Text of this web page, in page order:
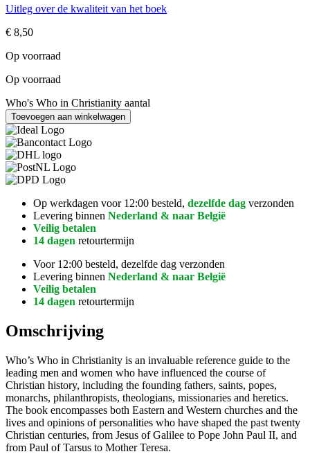
Uitleg over de kwaliteit van het boek
€ 8,50
Op voorraad
Op voorraad
Who's Who in Christianity aantal
Toevoegen aan winkelwagen
Op werkdagen voor 12:00 besteld, dezelfde dag verzonden
Levering binnen Nederland & naar België
Veilig betalen
14 dagen retourtermijn
Voor 12:00 besteld, dezelfde dag verzonden
Levering binnen Nederland & naar België
Veilig betalen
14 dagen retourtermijn
Omschrijving
Who’s Who in Christianity is an invaluable reference guide to the
leading men and women who have influenced the course of
Christian history, including the founding fathers, saints, popes,
monarchs, philanthropists, theologians, missionaries and heretics.
The book encompasses both Eastern and Western churches and the
lives and opinions of personalities who have shaped the past twenty
Christian centuries, from Jesus of Galilee to Pope John Paul II, and
from Paul of Tarsus to Mother Teresa.